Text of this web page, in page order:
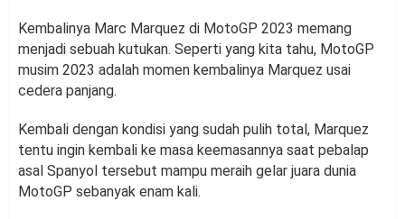
Kembalinya Marc Marquez di MotoGP 2023 memang
menjadi sebuah kutukan. Seperti yang kita tahu, MotoGP
musim 2023 adalah momen kembalinya Marquez usai
cedera panjang.
Kembali dengan kondisi yang sudah pulih total, Marquez
tentu ingin kembali ke masa keemasannya saat pebalap
asal Spanyol tersebut mampu meraih gelar juara dunia
MotoGP sebanyak enam kali.